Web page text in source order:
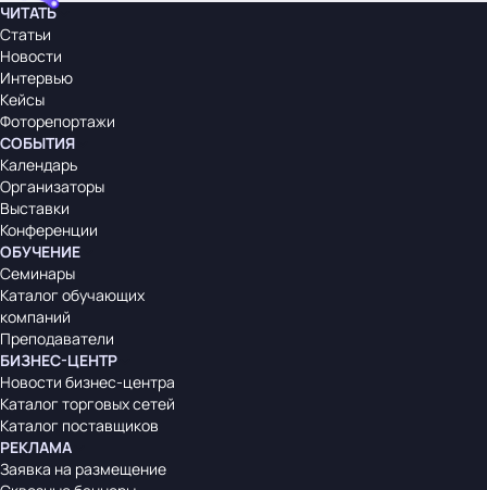
ЧИТАТЬ
Статьи
Новости
Интервью
Кейсы
Фоторепортажи
СОБЫТИЯ
Календарь
Организаторы
Выставки
Конференции
ОБУЧЕНИЕ
Семинары
Каталог обучающих
компаний
Преподаватели
БИЗНЕС-ЦЕНТР
Новости бизнес-центра
Каталог торговых сетей
Каталог поставщиков
РЕКЛАМА
Заявка на размещение